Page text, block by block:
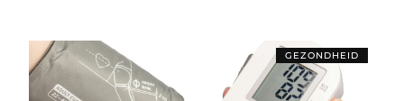
GEZONDHEID